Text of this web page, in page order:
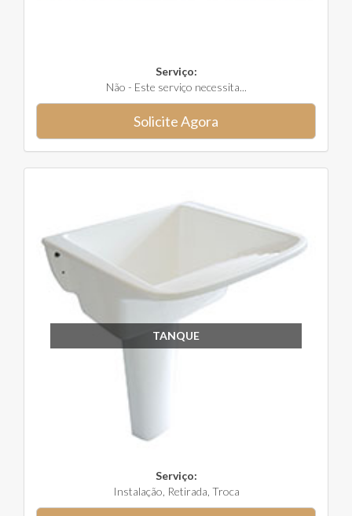
Serviço:
Não - Este serviço necessita...
Solicite Agora
TANQUE
Serviço:
Instalação, Retirada, Troca